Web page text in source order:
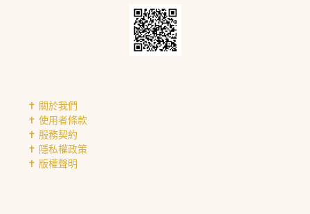
✝︎ 關於我們
✝︎ 使用者條款
✝︎ 服務契約
✝︎ 隱私權政策
✝︎ 版權聲明